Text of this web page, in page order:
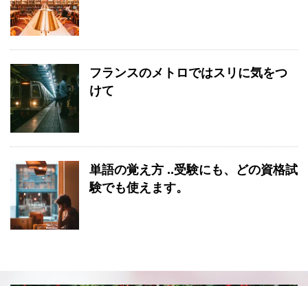
フランスのメトロではスリに気をつ
けて
単語の覚え方 ..受験にも、どの資格試
験でも使えます。